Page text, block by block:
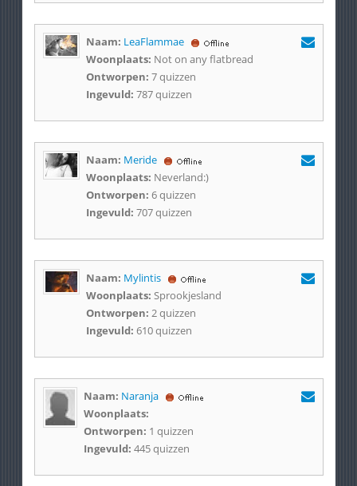
Naam: LeaFlammae
Woonplaats: Not on any flatbread
Ontworpen: 7 quizzen
Ingevuld: 787 quizzen
Naam: Meride
Woonplaats: Neverland:)
Ontworpen: 6 quizzen
Ingevuld: 707 quizzen
Naam: Mylintis
Woonplaats: Sprookjesland
Ontworpen: 2 quizzen
Ingevuld: 610 quizzen
Naam: Naranja
Woonplaats:
Ontworpen: 1 quizzen
Ingevuld: 445 quizzen